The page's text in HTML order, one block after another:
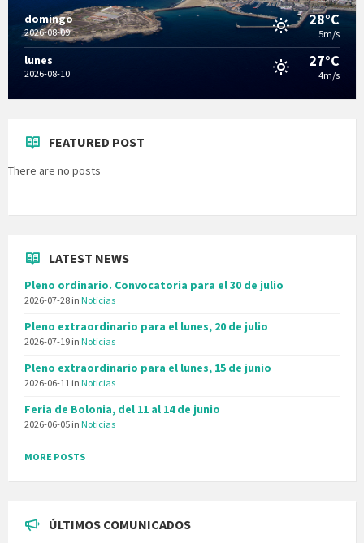
domingo
2026-08-09
28°C
5m/s
lunes
2026-08-10
27°C
4m/s
FEATURED POST
There are no posts
LATEST NEWS
Pleno ordinario. Convocatoria para el 30 de julio
2026-07-28 in Noticias
Pleno extraordinario para el lunes, 20 de julio
2026-07-19 in Noticias
Pleno extraordinario para el lunes, 15 de junio
2026-06-11 in Noticias
Feria de Bolonia, del 11 al 14 de junio
2026-06-05 in Noticias
MORE POSTS
ÚLTIMOS COMUNICADOS